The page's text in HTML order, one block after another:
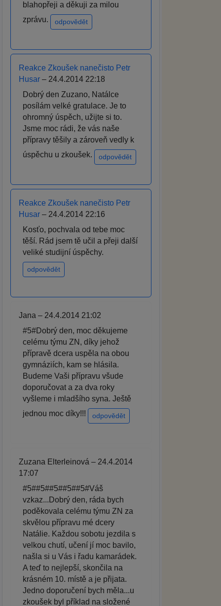
blahopřeji a děkuji za milou
zprávu.
odpovědět
Reakce Zkoušek nanečisto Petr
Husar – 24.4.2014 22:18
Dobrý den Zuzano, Natálce
posílám velké gratulace. Je to
ohromný úspěch, užijte si to.
Jsme moc rádi, že vás naše
přípravy těšily a zároveň vedly k
úspěchu u zkoušek.
odpovědět
Reakce Zkoušek nanečisto Petr
Husar – 24.4.2014 22:16
Kosťo, pochvala od tebe moc
těší. Rád jsem tě učil a přeji další
veliké studijní úspěchy.
odpovědět
Jana – 24.4.2014 21:02
#5#Dobrý den, moc děkujeme
celému týmu ZN, díky jehož
přípravě dcera uspěla na obou
gymnáziích, kam se hlásila.
Budeme Vaši přípravu všude
doporučovat a za dva roky
vyšleme i mladšího syna. Ještě
jednou moc díky!!!
odpovědět
Zuzana Elterleinová – 24.4.2014
17:07
#5##5##5##5##5#Váš
vzkaz...Dobrý den, ráda bych
poděkovala celému týmu ZN za
skvělou přípravu mé dcery
Natálie. Každou sobotu jezdila s
velkou chutí, učení jí moc bavilo,
našla si u Vás i řadu kamarádek.
A teď to nejlepší, skončila na
krásném 10. místě a je přijata.
Jedno doporučení bych měla...u
zkoušek byl příklad na složené